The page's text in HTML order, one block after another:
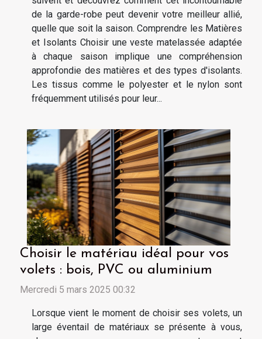
de la garde-robe peut devenir votre meilleur allié,
quelle que soit la saison. Comprendre les Matières
et Isolants Choisir une veste matelassée adaptée
à chaque saison implique une compréhension
approfondie des matières et des types d'isolants.
Les tissus comme le polyester et le nylon sont
fréquemment utilisés pour leur...
Choisir le matériau idéal pour vos
volets : bois, PVC ou aluminium
Mercredi 5 mars 2025 00:32
Lorsque vient le moment de choisir ses volets, un
large éventail de matériaux se présente à vous,